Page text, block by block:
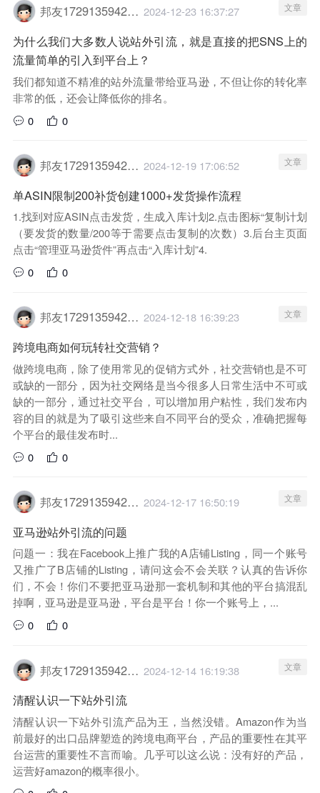
邦友1729135942029 2024-12-23 16:37:27 文章
为什么我们大多数人说站外引流，就是直接的把SNS上的
流量简单的引入到平台上？
我们都知道不精准的站外流量带给亚马逊，不但让你的转化率
非常的低，还会让降低你的排名。
0
0
邦友1729135942029 2024-12-19 17:06:52 文章
单ASIN限制200补货创建1000+发货操作流程
1.找到对应ASIN点击发货，生成入库计划2.点击图标“复制计划
（要发货的数量/200等于需要点击复制的次数）3.后台主页面
点击“管理亚马逊货件”再点击“入库计划”4.
0
0
邦友1729135942029 2024-12-18 16:39:23 文章
跨境电商如何玩转社交营销？
做跨境电商，除了使用常见的促销方式外，社交营销也是不可
或缺的一部分，因为社交网络是当今很多人日常生活中不可或
缺的一部分，通过社交平台，可以增加用户粘性，我们发布内
容的目的就是为了吸引这些来自不同平台的受众，准确把握每
个平台的最佳发布时...
0
0
邦友1729135942029 2024-12-17 16:50:19 文章
亚马逊站外引流的问题
问题一：我在Facebook上推广我的A店铺Listing，同一个账号
又推广了B店铺的Listing，请问这会不会关联？认真的告诉你
们，不会！你们不要把亚马逊那一套机制和其他的平台搞混乱
掉啊，亚马逊是亚马逊，平台是平台！你一个账号上，...
0
0
邦友1729135942029 2024-12-14 16:19:38 文章
清醒认识一下站外引流
清醒认识一下站外引流产品为王，当然没错。Amazon作为当
前最好的出口品牌塑造的跨境电商平台，产品的重要性在其平
台运营的重要性不言而喻。几乎可以这么说：没有好的产品，
运营好amazon的概率很小。